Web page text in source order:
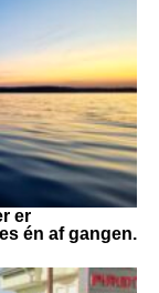
er
én af gangen.